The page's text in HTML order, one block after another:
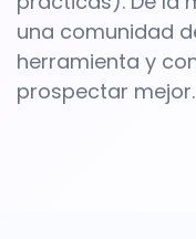
una comunidad
herramienta y
prospectar mejor.